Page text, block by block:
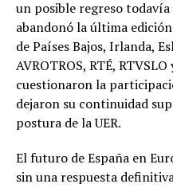
un posible regreso todavía
abandonó la última
de Países Bajos, Irlanda,
AVROTROS, RTÉ,
cuestionaron la
dejaron su continuidad
postura de la UER.
El futuro de España en
sin una respuesta